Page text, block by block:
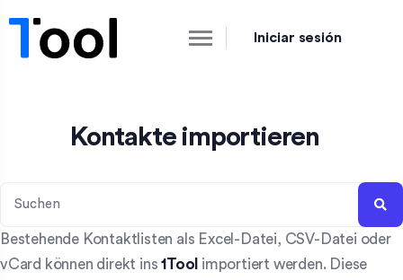
Iniciar sesión
Kontakte importieren
Bestehende Kontaktlisten als Excel-Datei, CSV-Datei oder
vCard können direkt ins1Tool importiert werden. Diese